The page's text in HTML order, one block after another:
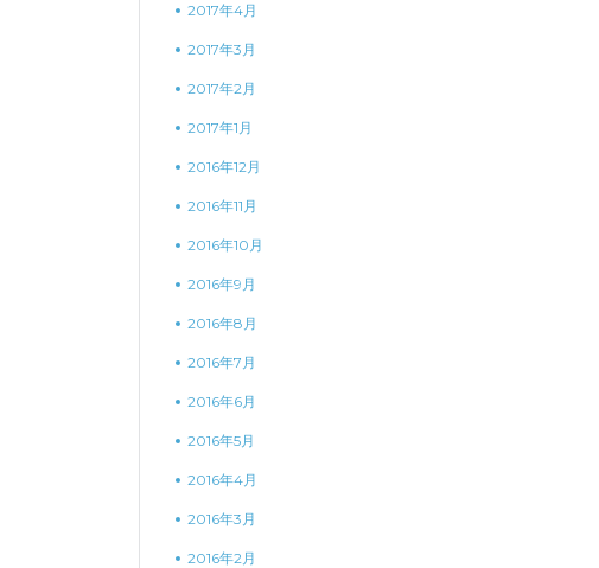
2017年4月
2017年3月
2017年2月
2017年1月
2016年12月
2016年11月
2016年10月
2016年9月
2016年8月
2016年7月
2016年6月
2016年5月
2016年4月
2016年3月
2016年2月